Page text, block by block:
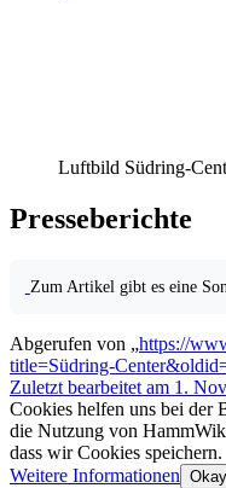
Luftbild Südring-
Presseberichte
Zum Artikel gibt es eine
Abgerufen von „https://
title=Südring-
Zuletzt bearbeitet am 1.
Cookies helfen uns bei der
die Nutzung von
dass wir Cookies speichern.
Weitere Informationen Okay